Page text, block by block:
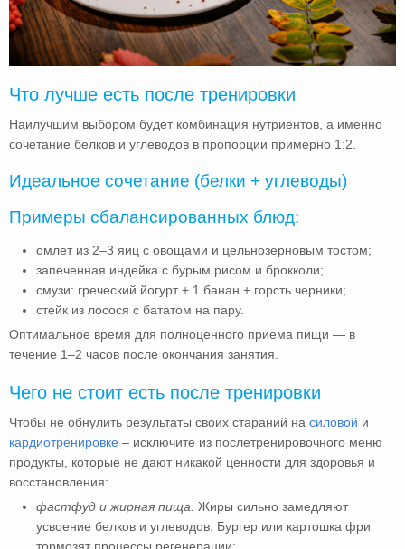
Что лучше есть после тренировки
Наилучшим выбором будет комбинация нутриентов, а именно
сочетание белков и углеводов в пропорции примерно 1:2.
Идеальное сочетание (белки + углеводы)
Примеры сбалансированных блюд:
омлет из 2–3 яиц с овощами и цельнозерновым тостом;
запеченная индейка с бурым рисом и брокколи;
смузи: греческий йогурт + 1 банан + горсть черники;
стейк из лосося с бататом на пару.
Оптимальное время для полноценного приема пищи — в
течение 1–2 часов после окончания занятия.
Чего не стоит есть после тренировки
Чтобы не обнулить результаты своих стараний на силовой и
кардиотренировке – исключите из послетренировочного меню
продукты, которые не дают никакой ценности для здоровья и
восстановления:
фастфуд и жирная пища. Жиры сильно замедляют
усвоение белков и углеводов. Бургер или картошка фри